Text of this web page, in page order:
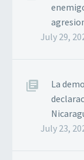
July 29,
La
July 23,